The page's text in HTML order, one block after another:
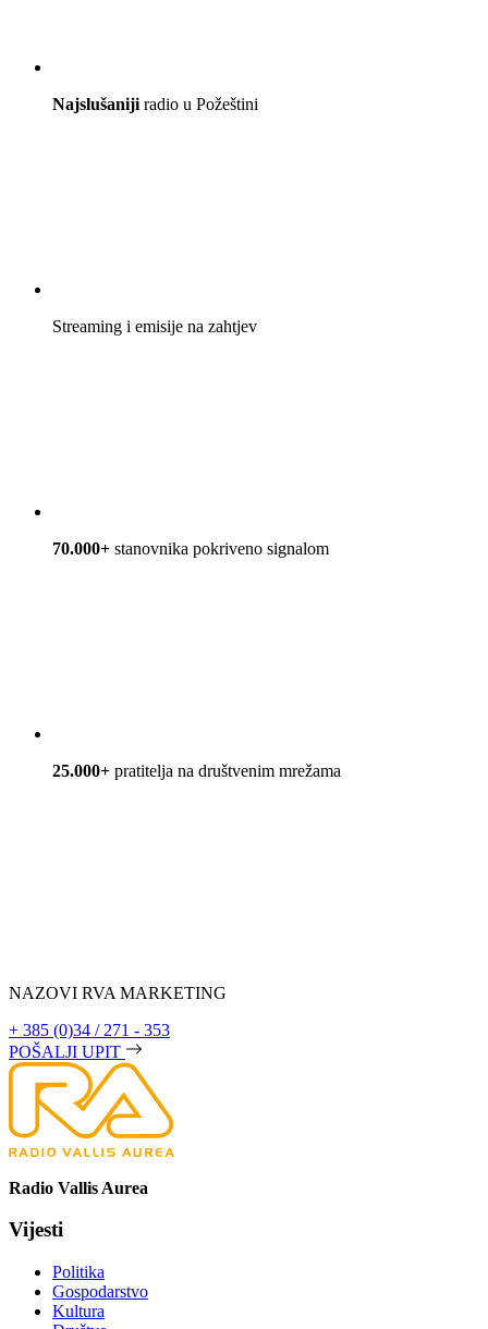
Najslušaniji radio u Požeštini
Streaming i emisije na zahtjev
70.000+ stanovnika pokriveno signalom
25.000+ pratitelja na društvenim mrežama
NAZOVI RVA MARKETING
+ 385 (0)34 / 271 - 353
POŠALJI UPIT
Radio Vallis Aurea
Vijesti
Politika
Gospodarstvo
Kultura